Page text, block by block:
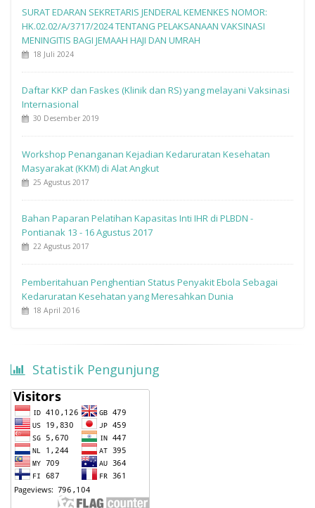
SURAT EDARAN SEKRETARIS JENDERAL KEMENKES NOMOR:
HK.02.02/A/3717/2024 TENTANG PELAKSANAAN VAKSINASI
MENINGITIS BAGI JEMAAH HAJI DAN UMRAH
18 Juli 2024
Daftar KKP dan Faskes (Klinik dan RS) yang melayani Vaksinasi
Internasional
30 Desember 2019
Workshop Penanganan Kejadian Kedaruratan Kesehatan
Masyarakat (KKM) di Alat Angkut
25 Agustus 2017
Bahan Paparan Pelatihan Kapasitas Inti IHR di PLBDN -
Pontianak 13 - 16 Agustus 2017
22 Agustus 2017
Pemberitahuan Penghentian Status Penyakit Ebola Sebagai
Kedaruratan Kesehatan yang Meresahkan Dunia
18 April 2016
Statistik Pengunjung